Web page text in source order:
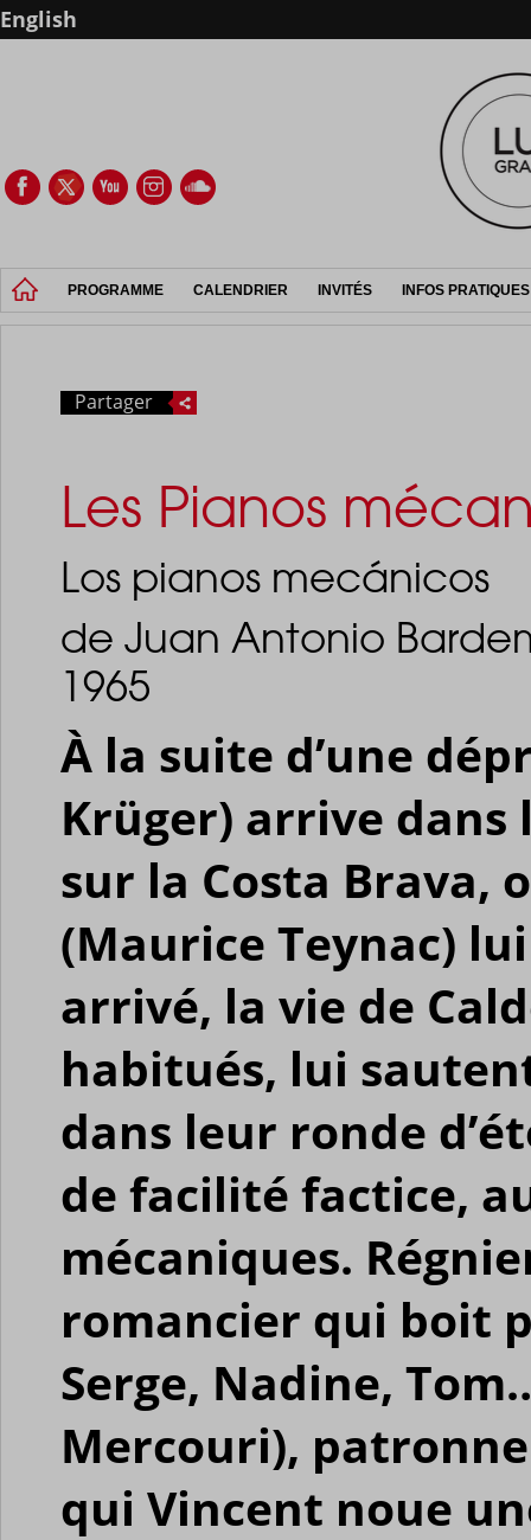
English
PROGRAMME CALENDRIER INVITÉS INFOS PRATIQUES
Partager
Les Pianos
Los pianos mecánicos
de Juan Antonio
1965
À la suite d’une
Krüger) arrive dans
sur la Costa Brava,
(Maurice Teynac)
arrivé, la vie de
habitués, lui
dans leur ronde
de facilité factice,
mécaniques.
romancier qui boit
Serge, Nadine,
Mercouri),
qui Vincent noue